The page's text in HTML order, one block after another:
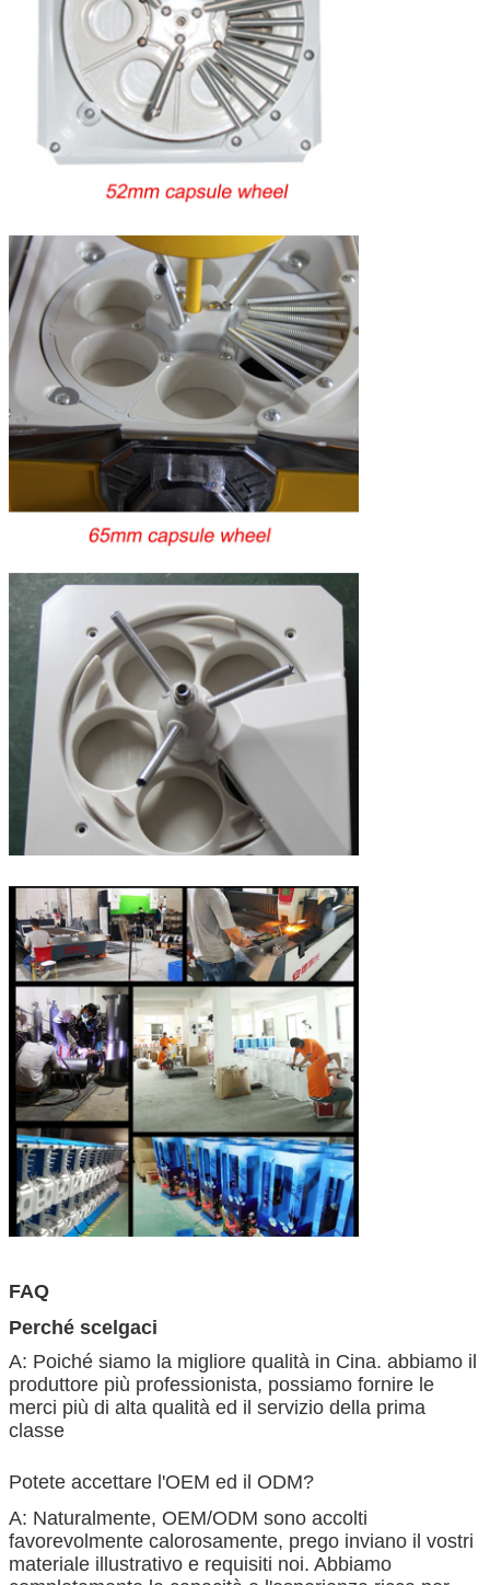
FAQ
Perché scelgaci
A: Poiché siamo la migliore qualità in Cina. abbiamo il
produttore più professionista, possiamo fornire le
merci più di alta qualità ed il servizio della prima
classe
Potete accettare l'OEM ed il ODM?
A: Naturalmente, OEM/ODM sono accolti
favorevolmente calorosamente, prego inviano il vostri
materiale illustrativo e requisiti noi. Abbiamo